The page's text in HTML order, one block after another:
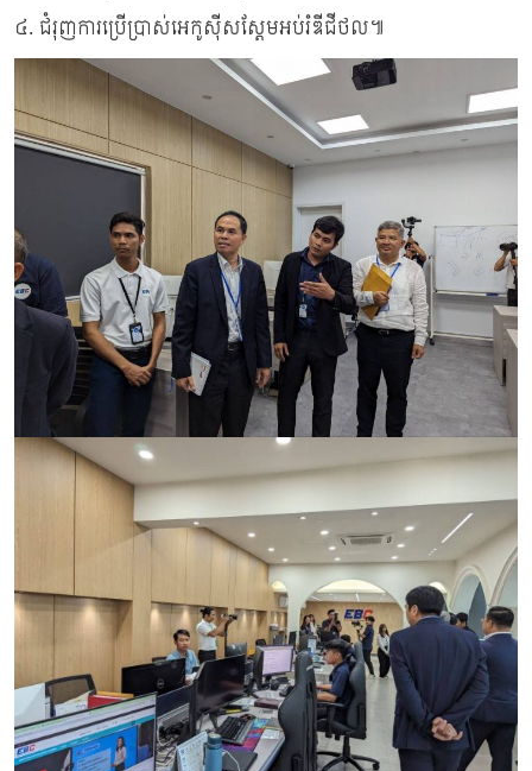
៤. ជំរុញការប្រើប្រាស់អេកូស៊ីសស្តែមអប់រំឌីជីថល៕